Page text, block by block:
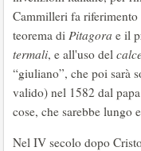
Cammilleri fa riferimento
teorema di Pitagora e il
termali, e all'uso del
“giuliano”, che poi sarà
valido) nel 1582 dal
cose, che sarebbe lungo
Nel IV secolo dopo